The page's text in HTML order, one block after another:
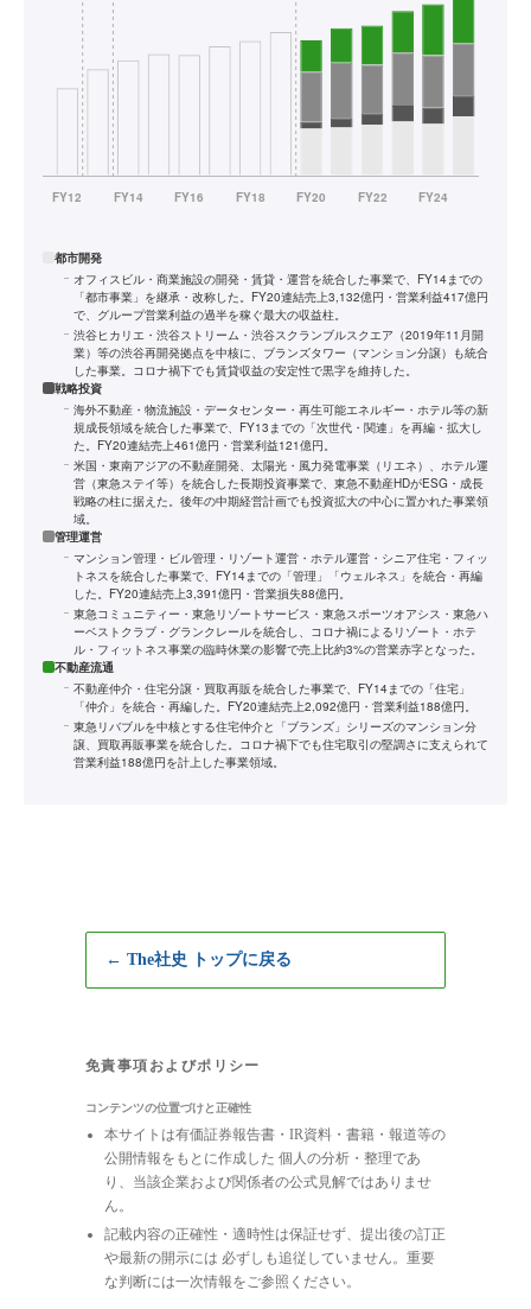
都市開発
オフィスビル・商業施設の開発・賃貸・運営を統合した事業で、FY14までの
「都市事業」を継承・改称した。FY20連結売上3,132億円・営業利益417億円
で、グループ営業利益の過半を稼ぐ最大の収益柱。
渋谷ヒカリエ・渋谷ストリーム・渋谷スクランブルスクエア（2019年11月開
業）等の渋谷再開発拠点を中核に、ブランズタワー（マンション分譲）も統合
した事業。コロナ禍下でも賃貸収益の安定性で黒字を維持した。
戦略投資
海外不動産・物流施設・データセンター・再生可能エネルギー・ホテル等の新
規成長領域を統合した事業で、FY13までの「次世代・関連」を再編・拡大し
た。FY20連結売上461億円・営業利益121億円。
米国・東南アジアの不動産開発、太陽光・風力発電事業（リエネ）、ホテル運
営（東急ステイ等）を統合した長期投資事業で、東急不動産HDがESG・成長
戦略の柱に据えた。後年の中期経営計画でも投資拡大の中心に置かれた事業領
域。
管理運営
マンション管理・ビル管理・リゾート運営・ホテル運営・シニア住宅・フィッ
トネスを統合した事業で、FY14までの「管理」「ウェルネス」を統合・再編
した。FY20連結売上3,391億円・営業損失88億円。
東急コミュニティー・東急リゾートサービス・東急スポーツオアシス・東急ハ
ーベストクラブ・グランクレールを統合し、コロナ禍によるリゾート・ホテ
ル・フィットネス事業の臨時休業の影響で売上比約3%の営業赤字となった。
不動産流通
不動産仲介・住宅分譲・買取再販を統合した事業で、FY14までの「住宅」
「仲介」を統合・再編した。FY20連結売上2,092億円・営業利益188億円。
東急リバブルを中核とする住宅仲介と「ブランズ」シリーズのマンション分
譲、買取再販事業を統合した。コロナ禍下でも住宅取引の堅調さに支えられて
営業利益188億円を計上した事業領域。
← The社史 トップに戻る
免責事項およびポリシー
コンテンツの位置づけと正確性
本サイトは有価証券報告書・IR資料・書籍・報道等の
公開情報をもとに作成した 個人の分析・整理であ
り、当該企業および関係者の公式見解ではありませ
ん。
記載内容の正確性・適時性は保証せず、提出後の訂正
や最新の開示には 必ずしも追従していません。重要
な判断には一次情報をご参照ください。